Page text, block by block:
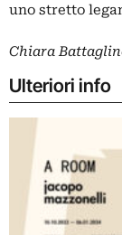
uno stretto
Chiara
Ulteriori info